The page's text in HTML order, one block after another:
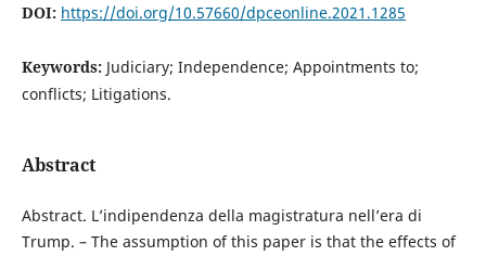
DOI: https://doi.org/10.57660/dpceonline.2021.1285
Keywords: Judiciary; Independence; Appointments to;
conflicts; Litigations.
Abstract
Abstract. L’indipendenza della magistratura nell’era di
Trump. – The assumption of this paper is that the effects of